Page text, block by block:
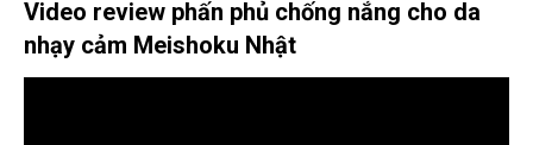
Video review phấn phủ chống nắng cho da
nhạy cảm Meishoku Nhật